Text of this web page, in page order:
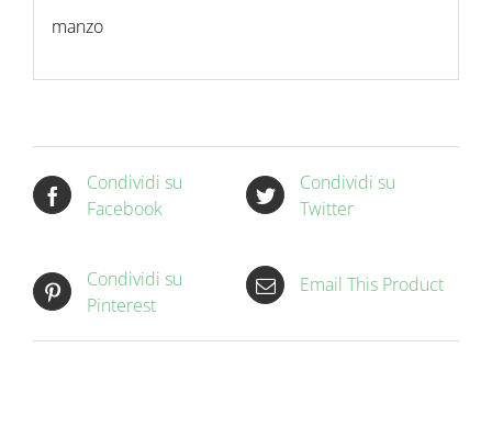
manzo
Condividi su
Facebook
Condividi su
Twitter
Condividi su
Pinterest
Email This Product